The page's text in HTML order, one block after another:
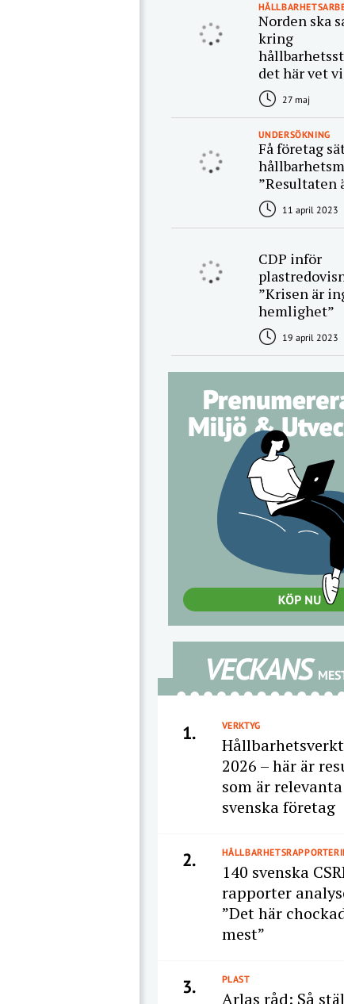
Norden ska
kring
det här vet vi
27 maj
UNDERSÖKNING
Få företag
”Resultaten
11 april 2023
CDP inför
”Krisen är
hemlighet”
19 april 2023
VECKANS
1. VERKTYG
2026 – här är
som är
svenska företag
2.
140 svenska
rapporter
”Det här
mest”
3. PLAST
Arlas råd: Så